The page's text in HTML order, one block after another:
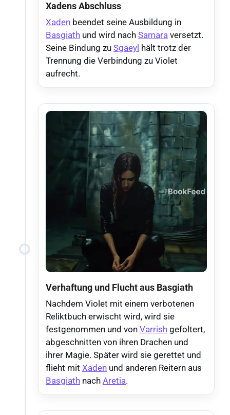
Xadens Abschluss
Xaden beendet seine Ausbildung in
Basgiath und wird nach Samara versetzt.
Seine Bindung zu Sgaeyl hält trotz der
Trennung die Verbindung zu Violet
aufrecht.
Verhaftung und Flucht aus Basgiath
Nachdem Violet mit einem verbotenen
Reliktbuch erwischt wird, wird sie
festgenommen und von Varrish gefoltert,
abgeschnitten von ihren Drachen und
ihrer Magie. Später wird sie gerettet und
flieht mit Xaden und anderen Reitern aus
Basgiath nach Aretia.